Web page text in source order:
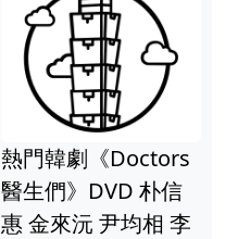
熱門韓劇《Doctors
醫生們》DVD 朴信
惠 金來沅 尹均相 李